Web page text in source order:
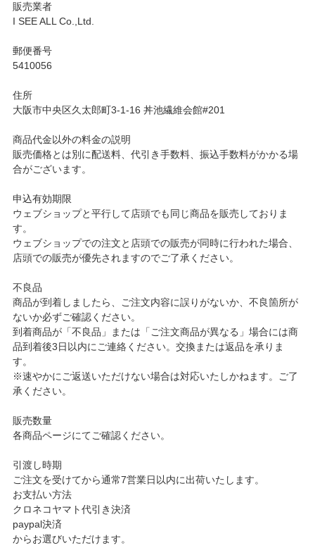
販売業者
I SEE ALL Co.,Ltd.
郵便番号
5410056
住所
大阪市中央区久太郎町3-1-16 丼池繊維会館#201
商品代金以外の料金の説明
販売価格とは別に配送料、代引き手数料、振込手数料がかかる場
合がございます。
申込有効期限
ウェブショップと平行して店頭でも同じ商品を販売しておりま
す。
ウェブショップでの注文と店頭での販売が同時に行われた場合、
店頭での販売が優先されますのでご了承ください。
不良品
商品が到着しましたら、ご注文内容に誤りがないか、不良箇所が
ないか必ずご確認ください。
到着商品が「不良品」または「ご注文商品が異なる」場合には商
品到着後3日以内にご連絡ください。交換または返品を承りま
す。
※速やかにご返送いただけない場合は対応いたしかねます。ご了
承ください。
販売数量
各商品ページにてご確認ください。
引渡し時期
ご注文を受けてから通常7営業日以内に出荷いたします。
お支払い方法
クロネコヤマト代引き決済
paypal決済
からお選びいただけます。